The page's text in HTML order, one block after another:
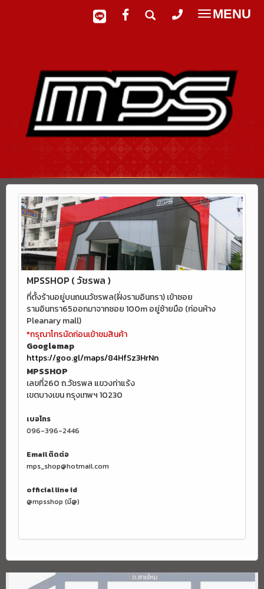
Toggle
MENU
MPSSHOP ( วัชรพล )
ที่ตั้งร้านอยู่บนถนนวัชรพล(ฝั่งรามอินทรา) เข้าซอย
รามอินทรา65ออกมาจากซอย 100m อยู่ซ้ายมือ (ก่อนห้าง
Pleanary mall)
*กรุณาโทรนัดก่อนเข้าชมสินค้า
Googlemap
https://goo.gl/maps/84HfSz3HrNn
MPSSHOP
เลขที่260 ถ.วัชรพล แขวงท่าแร้ง
เขตบางเขน กรุงเทพฯ 10230
เบอโทร
096-396-2446
Email ติดต่อ
mps_shop@hotmail.com
official line id
@mpsshop (มี@)